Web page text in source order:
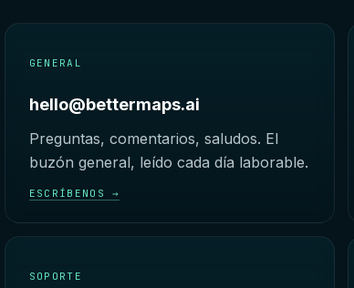
GENERAL
hello@bettermaps.ai
Preguntas, comentarios, saludos. El
buzón general, leído cada día laborable.
ESCRÍBENOS →
SOPORTE